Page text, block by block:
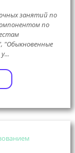
занятий по
по
"Обыкновенные